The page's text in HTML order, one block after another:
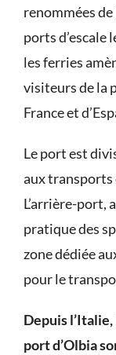
renommées de
ports d’escale
les ferries
visiteurs de la
France et
Le port est
aux
L’arrière-port,
pratique des
zone dédiée
pour le
Depuis
port d’Olbia